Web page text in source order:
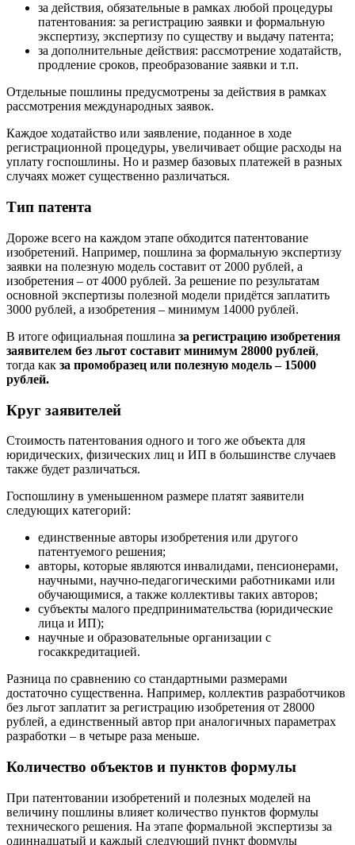
за действия, обязательные в рамках любой процедуры
патентования: за регистрацию заявки и формальную
экспертизу, экспертизу по существу и выдачу патента;
за дополнительные действия: рассмотрение ходатайств,
продление сроков, преобразование заявки и т.п.
Отдельные пошлины предусмотрены за действия в рамках
рассмотрения международных заявок.
Каждое ходатайство или заявление, поданное в ходе
регистрационной процедуры, увеличивает общие расходы на
уплату госпошлины. Но и размер базовых платежей в разных
случаях может существенно различаться.
Тип патента
Дороже всего на каждом этапе обходится патентование
изобретений. Например, пошлина за формальную экспертизу
заявки на полезную модель составит от 2000 рублей, а
изобретения – от 4000 рублей. За решение по результатам
основной экспертизы полезной модели придётся заплатить
3000 рублей, а изобретения – минимум 14000 рублей.
В итоге официальная пошлина за регистрацию изобретения
заявителем без льгот составит минимум 28000 рублей,
тогда как за промобразец или полезную модель – 15000
рублей.
Круг заявителей
Стоимость патентования одного и того же объекта для
юридических, физических лиц и ИП в большинстве случаев
также будет различаться.
Госпошлину в уменьшенном размере платят заявители
следующих категорий:
единственные авторы изобретения или другого
патентуемого решения;
авторы, которые являются инвалидами, пенсионерами,
научными, научно-педагогическими работниками или
обучающимися, а также коллективы таких авторов;
субъекты малого предпринимательства (юридические
лица и ИП);
научные и образовательные организации с
госаккредитацией.
Разница по сравнению со стандартными размерами
достаточно существенна. Например, коллектив разработчиков
без льгот заплатит за регистрацию изобретения от 28000
рублей, а единственный автор при аналогичных параметрах
разработки – в четыре раза меньше.
Количество объектов и пунктов формулы
При патентовании изобретений и полезных моделей на
величину пошлины влияет количество пунктов формулы
технического решения. На этапе формальной экспертизы за
одиннадцатый и каждый следующий пункт формулы